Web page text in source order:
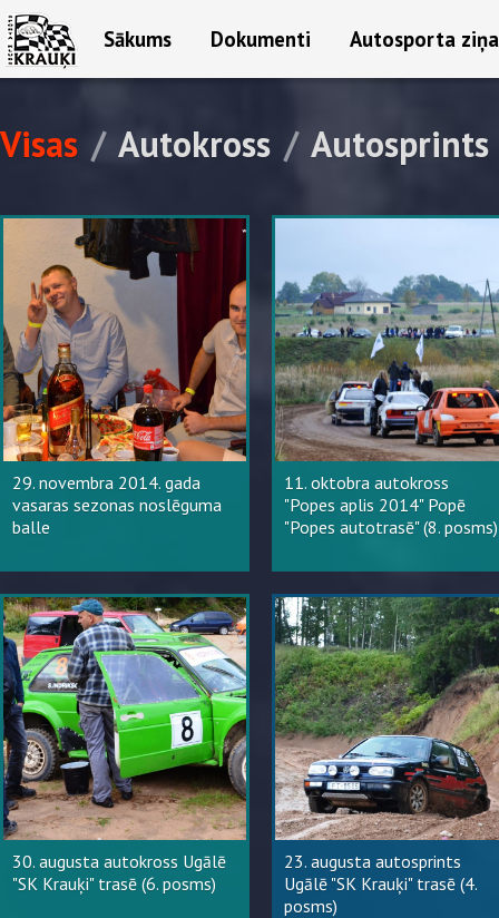
Sākums Dokumenti Autosporta
Visas / Autokross / Autosprints
29. novembra 2014. gada
vasaras sezonas noslēguma
balle
11. oktobra autokross
"Popes aplis 2014" Popē
"Popes autotrasē" (8. posms)
30. augusta autokross Ugālē
"SK Krauķi" trasē (6. posms)
23. augusta autosprints
Ugālē "SK Krauķi" trasē (4.
posms)